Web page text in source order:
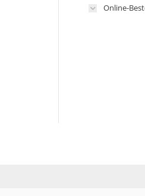
Online-